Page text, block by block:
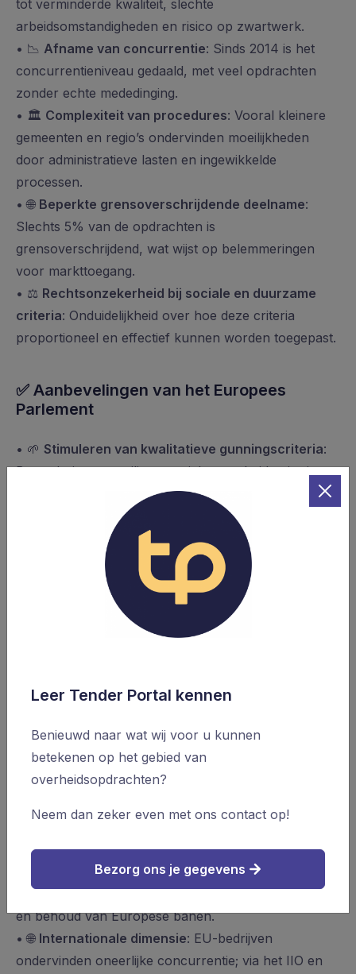
tot verminderde kwaliteit, slechte
arbeidsomstandigheden en risico op zwartwerk.
• 📉 Afname van concurrentie: Sinds 2014 is het
concurrentieniveau gedaald, met veel opdrachten
zonder echte mededinging.
• 🏛️ Complexiteit van procedures: Vooral kleinere
gemeenten en regio’s ondervinden moeilijkheden
door administratieve lasten en ingewikkelde
processen.
• 🌐 Beperkte grensoverschrijdende deelname:
Slechts 5% van de opdrachten is
grensoverschrijdend, wat wijst op belemmeringen
voor markttoegang.
• ⚖️ Rechtsonzekerheid bij sociale en duurzame
criteria: Onduidelijkheid over hoe deze criteria
proportioneel en effectief kunnen worden toegepast.
✅ Aanbevelingen van het Europees
Parlement
• 🌱 Stimuleren van kwalitatieve gunningscriteria:
Bevordering van milieu-, sociale en arbeidscriteria en
vermijden van exclusieve focus op prijs.
Vereenvoudiging en standaardisering
Procedures moeten eenvoudiger en beter afgestemd
worden op lokale overheden en kmo’s.
Voorkeur voor Europese producten in
strategische sectoren
: Aanbestedende diensten
moeten inschrijvingen met toegevoegde waarde
Betere controlemechanismen tegen corruptie,
• 🏢Ondersteuning van kmo’s: Specifieke
maatregelen om deelname van kmo’s te
vergemakkelijken.
bijdragen aan EU-doelstellingen.
Strategisch gebruik van overheidsopdrachten
Inzetten als instrument voor industriële veerkracht
en behoud van Europese banen.
• 🌐 Internationale dimensie: EU-bedrijven
ondervinden oneerlijke concurrentie; via het IIO en
Leer Tender Portal kennen
Benieuwd naar wat wij voor u kunnen
betekenen op het gebied van
overheidsopdrachten?
Neem dan zeker even met ons contact op!
Bezorg ons je gegevens